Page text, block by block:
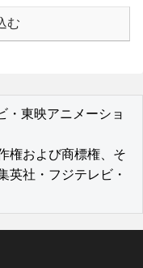
む
東映アニメーショ
権および商標権、そ
英社・フジテレビ・